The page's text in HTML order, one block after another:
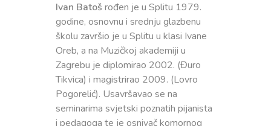
Ivan Batoš rođen je u Splitu 1979.
godine, osnovnu i srednju glazbenu
školu završio je u Splitu u klasi Ivane
Oreb, a na Muzičkoj akademiji u
Zagrebu je diplomirao 2002. (Đuro
Tikvica) i magistrirao 2009. (Lovro
Pogorelić). Usavršavao se na
seminarima svjetski poznatih pijanista
i pedagoga te je osnivač komornog